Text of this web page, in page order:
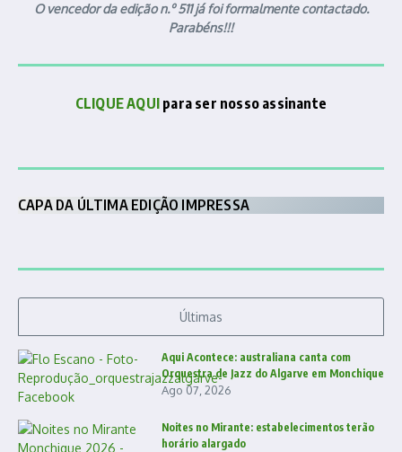
O vencedor da edição n.º 511 já foi formalmente contactado.
Parabéns!!!
CLIQUE AQUI para ser nosso assinante
CAPA DA ÚLTIMA EDIÇÃO IMPRESSA
Últimas
Aqui Acontece: australiana canta com
Orquestra de Jazz do Algarve em Monchique
Ago 07, 2026
Noites no Mirante: estabelecimentos terão
horário alargado